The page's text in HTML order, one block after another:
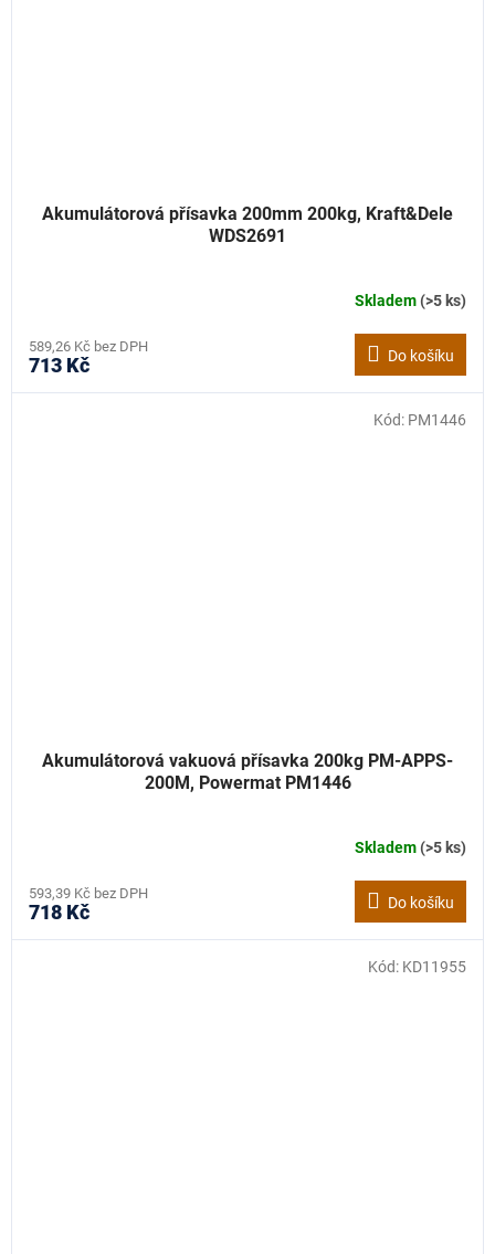
Akumulátorová přísavka 200mm 200kg, Kraft&Dele
WDS2691
Skladem(>5 ks)
589,26 Kč bez DPH
713 Kč Do košíku
Akumulátorová vakuová přísavka 200kg PM-APPS-
200M, Powermat PM1446
Skladem(>5 ks)
593,39 Kč bez DPH
718 Kč Do košíku
Kód: PM1446
Kód: KD11955